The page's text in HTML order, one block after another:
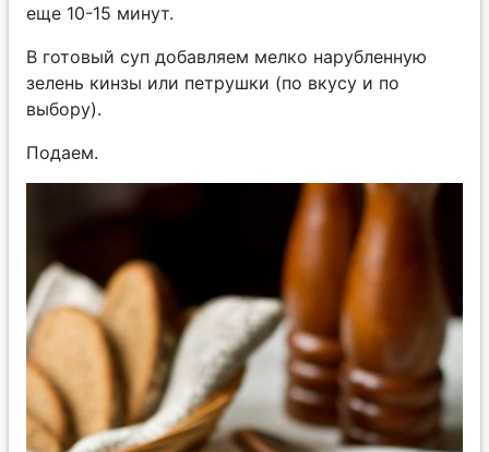
еще 10-15 минут.
В готовый суп добавляем мелко нарубленную
зелень кинзы или петрушки (по вкусу и по
выбору).
Подаем.